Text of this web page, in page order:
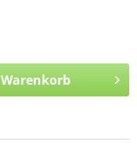
Warenkorb